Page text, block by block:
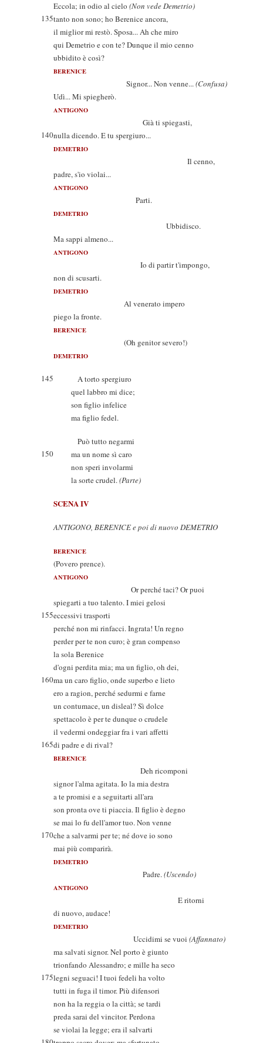
Eccola; in odio al cielo (Non vede Demetrio)
135tanto non sono; ho Berenice ancora,
il miglior mi restò. Sposa... Ah che miro
qui Demetrio e con te? Dunque il mio cenno
ubbidito è così?
BERENICE
Signor... Non venne...(Confusa)
Udì... Mi spiegherò.
ANTIGONO
Già ti spiegasti,
140nulla dicendo. E tu spergiuro...
DEMETRIO
Il cenno,
padre, s'io violai...
ANTIGONO
Parti.
DEMETRIO
Ubbidisco.
Ma sappi almeno...
ANTIGONO
Io di partir t'impongo,
non di scusarti.
DEMETRIO
Al venerato impero
piego la fronte.
BERENICE
(Oh genitor severo!)
DEMETRIO
145
A torto spergiuro
quel labbro mi dice;
son figlio infelice
ma figlio fedel.
Può tutto negarmi
150
ma un nome sì caro
non speri involarmi
la sorte crudel.(Parte)
SCENA IV
ANTIGONO, BERENICE e poi di nuovo DEMETRIO
BERENICE
(Povero prence).
ANTIGONO
Or perché taci? Or puoi
spiegarti a tuo talento. I miei gelosi
155eccessivi trasporti
perché non mi rinfacci. Ingrata! Un regno
perder per te non curo; è gran compenso
la sola Berenice
d'ogni perdita mia; ma un figlio, oh dei,
160ma un caro figlio, onde superbo e lieto
ero a ragion, perché sedurmi e farne
un contumace, un disleal? Sì dolce
spettacolo è per te dunque o crudele
il vedermi ondeggiar fra i vari affetti
165di padre e di rival?
BERENICE
Deh ricomponi
signor l'alma agitata. Io la mia destra
a te promisi e a seguitarti all'ara
son pronta ove ti piaccia. Il figlio è degno
se mai lo fu dell'amor tuo. Non venne
170che a salvarmi per te; né dove io sono
mai più comparirà.
DEMETRIO
Padre.(Uscendo)
ANTIGONO
E ritorni
di nuovo, audace!
DEMETRIO
Uccidimi se vuoi (Affannato)
ma salvati signor. Nel porto è giunto
trionfando Alessandro; e mille ha seco
175legni seguaci! I tuoi fedeli ha volto
tutti in fuga il timor. Più difensori
non ha la reggia o la città; se tardi
preda sarai del vincitor. Perdona
se violai la legge; era il salvarti